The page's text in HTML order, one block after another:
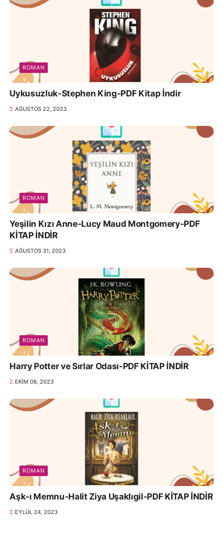
ROMAN
Uykusuzluk-Stephen King-PDF Kitap İndir
AĞUSTOS 22, 2023
ROMAN
Yeşilin Kızı Anne-Lucy Maud Montgomery-PDF
KİTAP İNDİR
AĞUSTOS 31, 2023
ROMAN
Harry Potter ve Sırlar Odası-PDF KİTAP İNDİR
EKIM 08, 2023
ROMAN
Aşk-ı Memnu-Halit Ziya Uşaklıgil-PDF KİTAP İNDİR
EYLÜL 24, 2023